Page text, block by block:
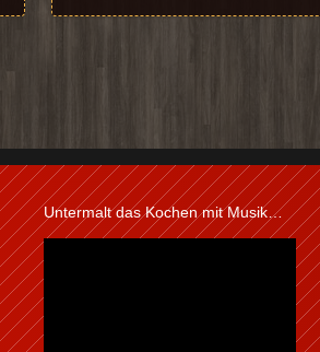
Untermalt das Kochen mit Musik…